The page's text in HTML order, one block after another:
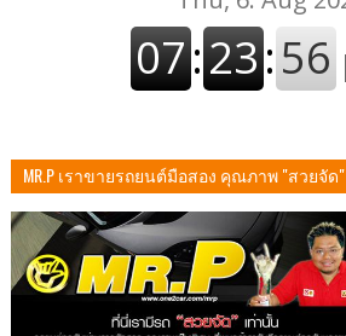
MR.P เราขายรถยนต์มือสอง คุณภาพ "สวยจัด